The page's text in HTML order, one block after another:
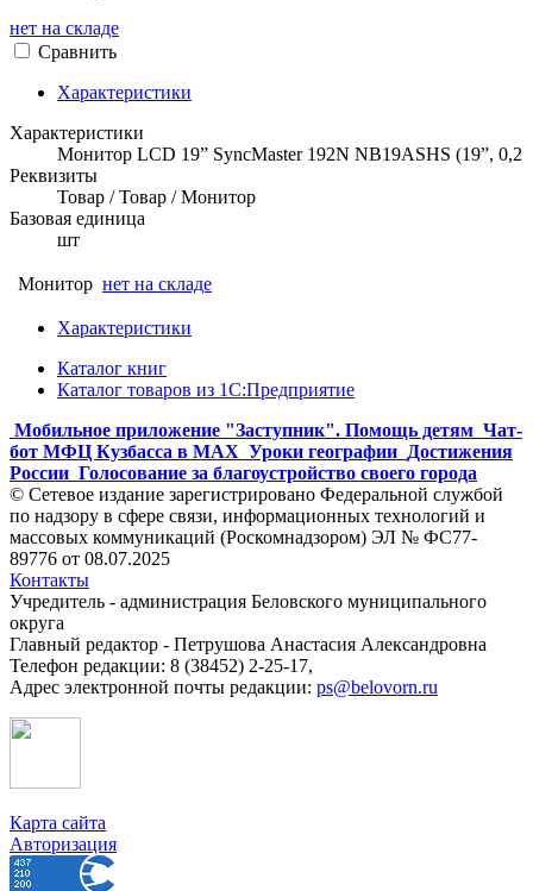
нет на складе
Сравнить
Характеристики
Характеристики
Монитор LCD 19” SyncMaster 192N NB19ASHS (19”, 0,2
Реквизиты
Товар / Товар / Монитор
Базовая единица
шт
Монитор нет на складе
Характеристики
Каталог книг
Каталог товаров из 1С:Предприятие
Мобильное приложение "Заступник". Помощь детям Чат-
бот МФЦ Кузбасса в MAX Уроки географии Достижения
России Голосование за благоустройство своего города
© Сетевое издание зарегистрировано Федеральной службой
по надзору в сфере связи, информационных технологий и
массовых коммуникаций (Роскомнадзором) ЭЛ № ФС77-
89776 от 08.07.2025
Контакты
Учредитель - администрация Беловского муниципального
округа
Главный редактор - Петрушова Анастасия Александровна
Телефон редакции: 8 (38452) 2-25-17,
Адрес электронной почты редакции: ps@belovorn.ru
Карта сайта
Авторизация